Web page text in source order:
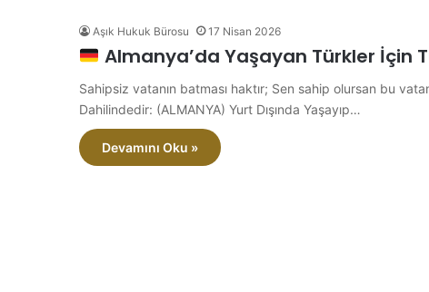
Aşık Hukuk Bürosu 17 Nisan 2026
Almanya’da Yaşayan Türkler İçin
Sahipsiz vatanın batması haktır; Sen sahip olursan bu
Dahilindedir: (ALMANYA) Yurt Dışında Yaşayıp…
Devamını Oku »